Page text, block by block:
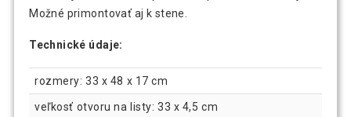
Možné primontovať aj k stene.
Technické údaje:
rozmery: 33 x 48 x 17 cm
veľkosť otvoru na listy: 33 x 4,5 cm